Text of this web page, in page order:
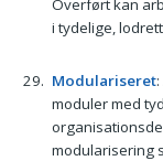
Overført kan
i tydelige,
Modulariseret
moduler med
modularisering